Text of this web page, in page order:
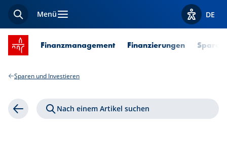
SucheMenü Optionen
DE
Startseite SPUERKEESS
Finanzmanagement Finanzierungen Sparen
Sparen und Investieren
Zurück Nach einem Artikel suchen